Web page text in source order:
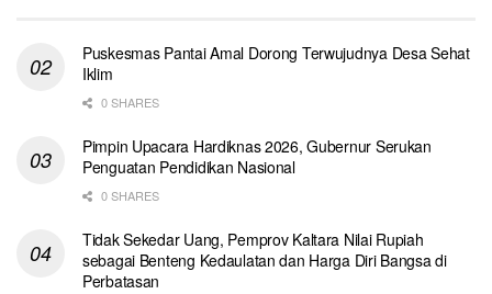
Puskesmas Pantai Amal Dorong Terwujudnya Desa Sehat
Iklim
0 SHARES
Pimpin Upacara Hardiknas 2026, Gubernur Serukan
Penguatan Pendidikan Nasional
0 SHARES
Tidak Sekedar Uang, Pemprov Kaltara Nilai Rupiah
sebagai Benteng Kedaulatan dan Harga Diri Bangsa di
Perbatasan